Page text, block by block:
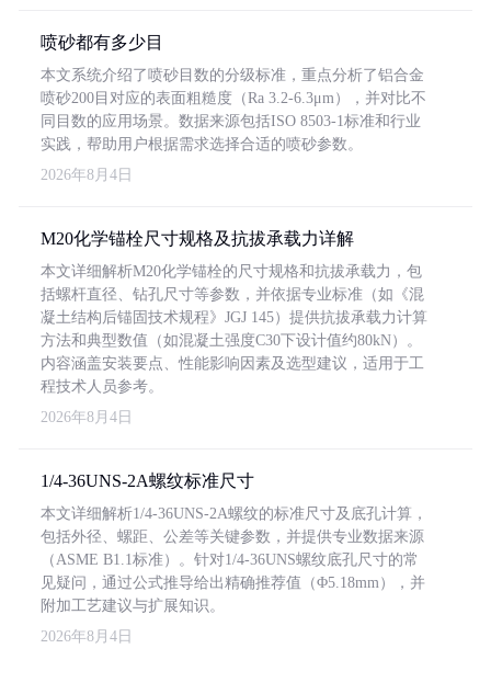
喷砂都有多少目
本文系统介绍了喷砂目数的分级标准，重点分析了铝合金
喷砂200目对应的表面粗糙度（Ra 3.2-6.3μm），并对比不
同目数的应用场景。数据来源包括ISO 8503-1标准和行业
实践，帮助用户根据需求选择合适的喷砂参数。
2026年8月4日
M20化学锚栓尺寸规格及抗拔承载力详解
本文详细解析M20化学锚栓的尺寸规格和抗拔承载力，包
括螺杆直径、钻孔尺寸等参数，并依据专业标准（如《混
凝土结构后锚固技术规程》JGJ 145）提供抗拔承载力计算
方法和典型数值（如混凝土强度C30下设计值约80kN）。
内容涵盖安装要点、性能影响因素及选型建议，适用于工
程技术人员参考。
2026年8月4日
1/4-36UNS-2A螺纹标准尺寸
本文详细解析1/4-36UNS-2A螺纹的标准尺寸及底孔计算，
包括外径、螺距、公差等关键参数，并提供专业数据来源
（ASME B1.1标准）。针对1/4-36UNS螺纹底孔尺寸的常
见疑问，通过公式推导给出精确推荐值（Φ5.18mm），并
附加工艺建议与扩展知识。
2026年8月4日